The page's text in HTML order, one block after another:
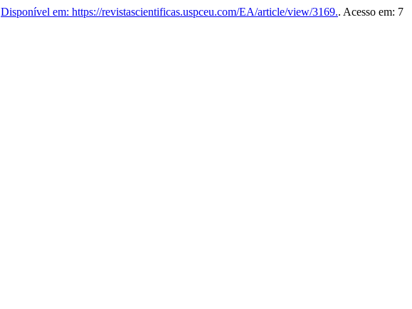
Disponível em: https://revistascientificas.uspceu.com/EA/article/view/3169.. Acesso em: 7